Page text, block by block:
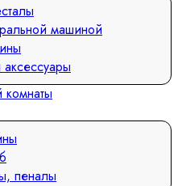
машиной
пеналы